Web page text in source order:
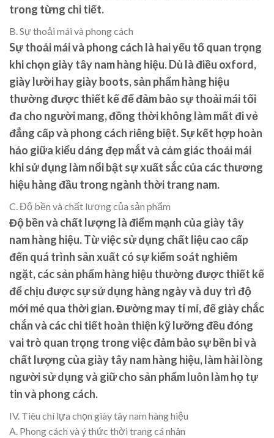
trong từng chi tiết.
B. Sự thoải mái và phong cách
Sự thoải mái và phong cách là hai yếu tố quan trọng
khi chọn giày tây nam hàng hiệu. Dù là điều oxford,
giày lười hay giày boots, sản phẩm hàng hiệu
thường được thiết kế để đảm bảo sự thoải mái tối
đa cho người mang, đồng thời không làm mất đi vẻ
đẳng cấp và phong cách riêng biệt. Sự kết hợp hoàn
hảo giữa kiểu dáng đẹp mắt và cảm giác thoải mái
khi sử dụng làm nổi bật sự xuất sắc của các thương
hiệu hàng đầu trong ngành thời trang nam.
C. Độ bền và chất lượng của sản phẩm
Độ bền và chất lượng là điểm mạnh của giày tây
nam hàng hiệu. Từ việc sử dụng chất liệu cao cấp
đến quá trình sản xuất có sự kiểm soát nghiêm
ngặt, các sản phẩm hàng hiệu thường được thiết kế
để chịu được sự sử dụng hàng ngày và duy trì độ
mới mẻ qua thời gian. Đường may tỉ mỉ, đế giày chắc
chắn và các chi tiết hoàn thiện kỹ lưỡng đều đóng
vai trò quan trọng trong việc đảm bảo sự bền bỉ và
chất lượng của giày tây nam hàng hiệu, làm hài lòng
người sử dụng và giữ cho sản phẩm luôn làm họ tự
tin và phong cách.
IV. Tiêu chí lựa chọn giày tây nam hàng hiệu
A. Phong cách và ý thức thời trang cá nhân